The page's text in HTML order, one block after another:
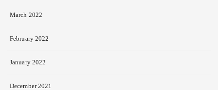
March 2022
February 2022
January 2022
December 2021